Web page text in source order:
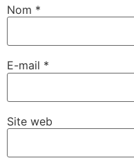
Nom *
E-mail *
Site web